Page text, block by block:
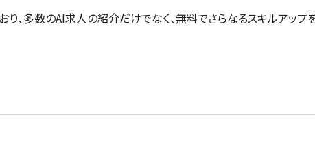
、多数のAI求人の紹介だけでなく、無料でさらなるスキルアップ